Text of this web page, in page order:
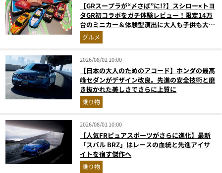
【GRスープラが“〆さば”に!?】スシロー×トヨ
タGR初コラボをガチ体験レビュー！限定14万
台のミニカー＆体験型演出に大人も子供も大興
奮間違いなし
グルメ
2026/08/02 10:00
【日本の大人のためのアコード】ホンダの最高
峰セダンがデザイン改良。先進の安全技術と磨
き抜かれた美しさでさらに上質に
乗り物
2026/08/01 10:00
【人気FRピュアスポーツがさらに進化】最新
「スバル BRZ」はレースの血統と先進アイサ
イトを宿す傑作へ
乗り物